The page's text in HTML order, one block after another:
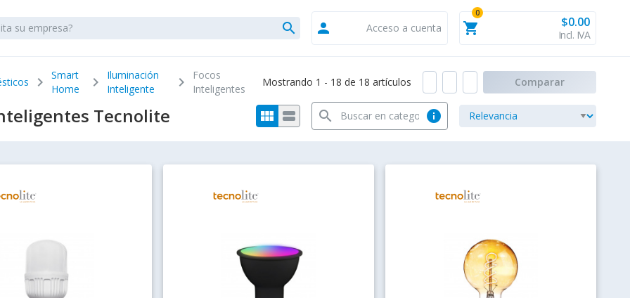
search person Acceso a cuenta shopping_cart
0
$0.00
Incl. IVA
chevron_right
Smart
Home
chevron_right
Iluminación
Inteligente
chevron_right
Focos
Inteligentes
Mostrando 1 - 18 de 18 artículos Comparar
Tecnolite view_module view_stream info
search